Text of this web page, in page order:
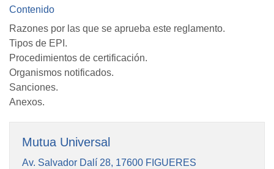
Contenido
Razones por las que se aprueba este reglamento.
Tipos de EPI.
Procedimientos de certificación.
Organismos notificados.
Sanciones.
Anexos.
Mutua Universal
Av. Salvador Dalí 28, 17600 FIGUERES